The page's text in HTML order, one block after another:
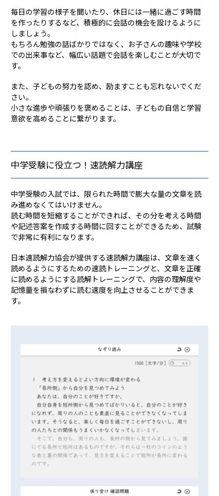
毎日の学習の様子を聞いたり、休日には一緒に過ごす時間
を作ったりするなど、積極的に会話の機会を設けるように
しましょう。
もちろん勉強の話ばかりではなく、お子さんの趣味や学校
での出来事など、幅広い話題で会話を楽しむことが大切で
す。
また、子どもの努力を認め、励ますことも忘れないでくだ
さい。
小さな進歩や頑張りを褒めることは、子どもの自信と学習
意欲を高めることに繋がります。
中学受験に役立つ！速読解力講座
中学受験の入試では、限られた時間で膨大な量の文章を読
み進めなくてはいけません。
読む時間を短縮することができれば、その分を考える時間
や記述答案を作成する時間に回すことができるため、試験
で非常に有利になります。
日本速読解力協会が提供する速読解力講座は、文章を速く
読めるようにするための速読トレーニングと、文章を正確
に読めるようにする読解トレーニングで、内容の理解度や
記憶量を損なわずに読む速度を向上させることができま
す。